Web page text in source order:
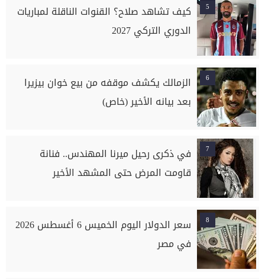
5
كيف تشاهد صلاح؟ القنوات الناقلة لمباريات
الدوري التركي 2027
6
الزمالك يكشف موقفه من بيع خوان بيزيرا
بعد بيانه الأخير (خاص)
7
في ذكرى رحيل ميرنا المهندس.. فنانة
قاومت المرض حتى المشهد الأخير
8
سعر الدولار اليوم الخميس 6 أغسطس 2026
في مصر